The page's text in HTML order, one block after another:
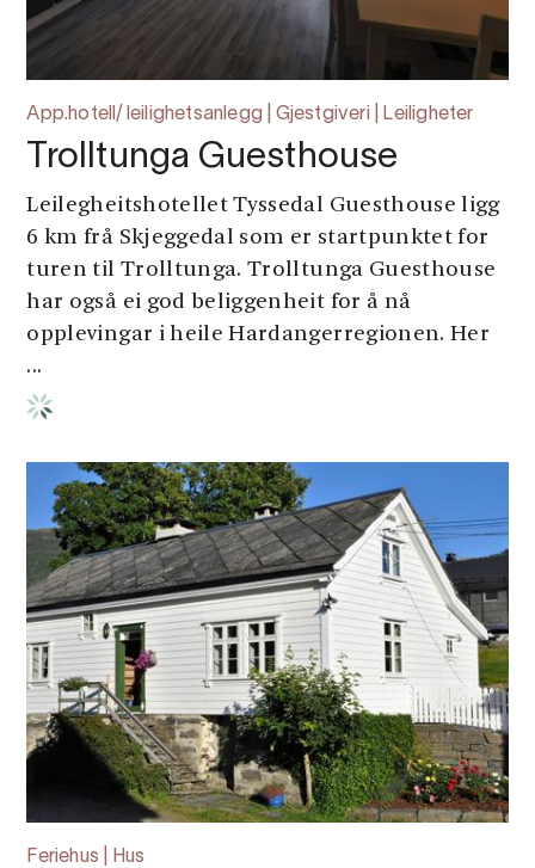
App.hotell/ leilighetsanlegg | Gjestgiveri | Leiligheter
Trolltunga Guesthouse
Leilegheitshotellet Tyssedal Guesthouse ligg
6 km frå Skjeggedal som er startpunktet for
turen til Trolltunga. Trolltunga Guesthouse
har også ei god beliggenheit for å nå
opplevingar i heile Hardangerregionen. Her
...
Feriehus | Hus